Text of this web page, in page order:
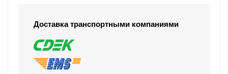
Доставка транспортными компаниями